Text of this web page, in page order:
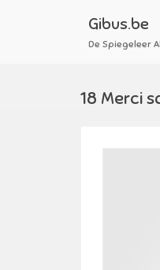
Gibus.be
De Spiegeleer
18 Merci